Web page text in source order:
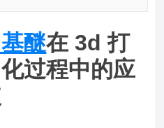
醚在 3d 打
过程中的应